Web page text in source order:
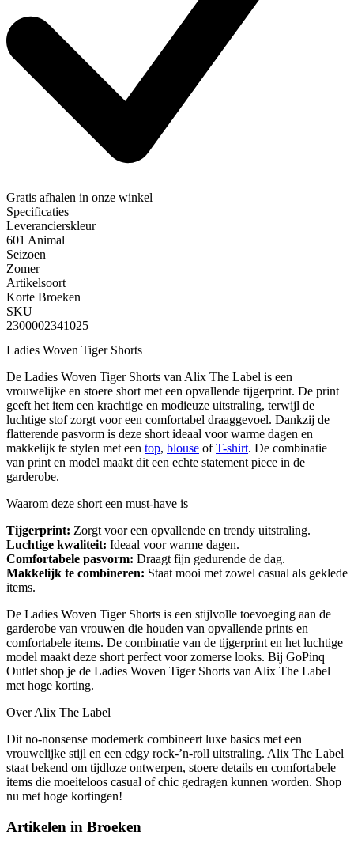
Gratis afhalen in onze winkel
Specificaties
Leverancierskleur
601 Animal
Seizoen
Zomer
Artikelsoort
Korte Broeken
SKU
2300002341025
Ladies Woven Tiger Shorts
De Ladies Woven Tiger Shorts van Alix The Label is een
vrouwelijke en stoere short met een opvallende tijgerprint. De print
geeft het item een krachtige en modieuze uitstraling, terwijl de
luchtige stof zorgt voor een comfortabel draaggevoel. Dankzij de
flatterende pasvorm is deze short ideaal voor warme dagen en
makkelijk te stylen met een top, blouse ofT-shirt. De combinatie
van print en model maakt dit een echte statement piece in de
garderobe.
Waarom deze short een must-have is
Tijgerprint: Zorgt voor een opvallende en trendy uitstraling.
Luchtige kwaliteit: Ideaal voor warme dagen.
Comfortabele pasvorm: Draagt fijn gedurende de dag.
Makkelijk te combineren: Staat mooi met zowel casual als geklede
items.
De Ladies Woven Tiger Shorts is een stijlvolle toevoeging aan de
garderobe van vrouwen die houden van opvallende prints en
comfortabele items. De combinatie van de tijgerprint en het luchtige
model maakt deze short perfect voor zomerse looks. Bij GoPinq
Outlet shop je de Ladies Woven Tiger Shorts van Alix The Label
met hoge korting.
Over Alix The Label
Dit no-nonsense modemerk combineert luxe basics met een
vrouwelijke stijl en een edgy rock-’n-roll uitstraling. Alix The Label
staat bekend om tijdloze ontwerpen, stoere details en comfortabele
items die moeiteloos casual of chic gedragen kunnen worden. Shop
nu met hoge kortingen!
Artikelen in Broeken